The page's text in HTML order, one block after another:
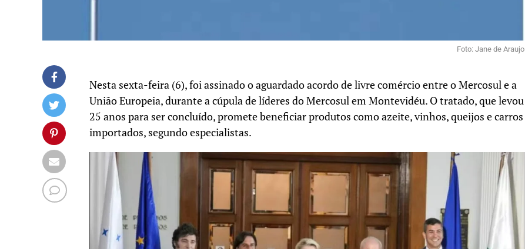
Foto: Jane de Araujo
Nesta sexta-feira (6), foi assinado o aguardado acordo de livre comércio entre o Mercosul e a
União Europeia, durante a cúpula de líderes do Mercosul em Montevidéu. O tratado, que levou
25 anos para ser concluído, promete beneficiar produtos como azeite, vinhos, queijos e carros
importados, segundo especialistas.